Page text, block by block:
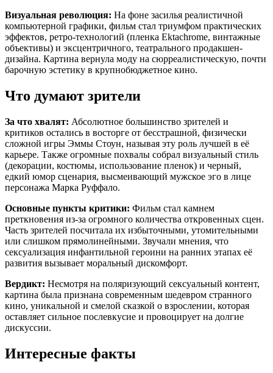
Визуальная революция: На фоне засилья реалистичной
компьютерной графики, фильм стал триумфом практических
эффектов, ретро-технологий (пленка Ektachrome, винтажные
объективы) и эксцентричного, театрального продакшен-
дизайна. Картина вернула моду на сюрреалистическую, почти
барочную эстетику в крупнобюджетное кино.
Что думают зрители
За что хвалят: Абсолютное большинство зрителей и
критиков остались в восторге от бесстрашной, физически
сложной игры Эммы Стоун, называя эту роль лучшей в её
карьере. Также огромные похвалы собрал визуальный стиль
(декорации, костюмы, использование пленок) и черный,
едкий юмор сценария, высмеивающий мужское эго в лице
персонажа Марка Руффало.
Основные пункты критики: Фильм стал камнем
преткновения из-за огромного количества откровенных сцен.
Часть зрителей посчитала их избыточными, утомительными
или слишком прямолинейными. Звучали мнения, что
сексуализация инфантильной героини на ранних этапах её
развития вызывает моральный дискомфорт.
Вердикт: Несмотря на поляризующий сексуальный контент,
картина была признана современным шедевром странного
кино, уникальной и смелой сказкой о взрослении, которая
оставляет сильное послевкусие и провоцирует на долгие
дискуссии.
Интересные факты